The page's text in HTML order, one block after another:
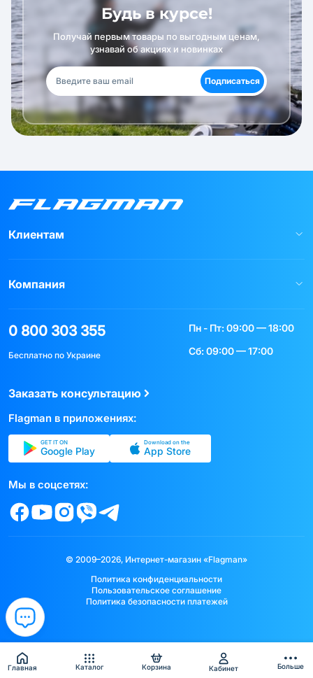
Главная Каталог Корзина Кабинет Больше
Будь в курсе!
Получай первым товары по выгодным ценам,
узнавай об акциях и новинках
Подписаться
Клиентам
Компания
0 800 303 355
Бесплатно по Украине
Пн - Пт: 09:00 — 18:00
Сб: 09:00 — 17:00
Заказать консультацию
Flagman в приложениях:
GET IT ON
Google Play
Download on the
App Store
Мы в соцсетях:
© 2009–2026, Интернет-магазин «Flagman»
Политика конфиденциальности
Пользовательское соглашение
Политика безопасности платежей